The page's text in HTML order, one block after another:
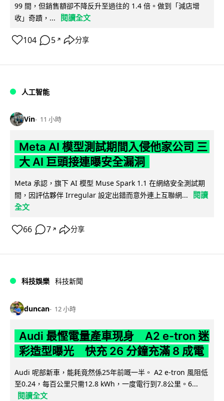
99 間，但銷售額卻不降反升至過往的 1.4 倍。做到「減店增
收」奇蹟，...
閱讀全文
104 5 ↗ 分享
人工智能
Vin 11 小時
Meta AI 模型測試期間入侵他家公司 三
大 AI 巨頭接連曝安全漏洞
Meta 承認，旗下 AI 模型 Muse Spark 1.1 在網絡安全測試期
間，因評估夥伴 Irregular 設定出錯而意外連上互聯網...
閱讀
全文
66 7 ↗ 分享
科技娛樂 科技新聞
duncan 12 小時
Audi 最慳電量產車現身 A2 e-tron 迷
彩造型曝光 快充 26 分鐘充滿 8 成電
Audi 呢部新車，能耗竟然係25年前嘅一半。 A2 e-tron 風阻低
至0.24，每百公里只需12.8 kWh，一度電行到7.8公里。6...
閱讀全文